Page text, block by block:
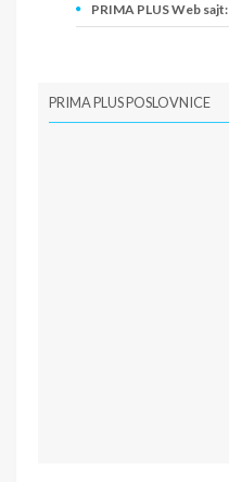
PRIMA PLUS Web sajt:
PRIMA PLUS POSLOVNICE